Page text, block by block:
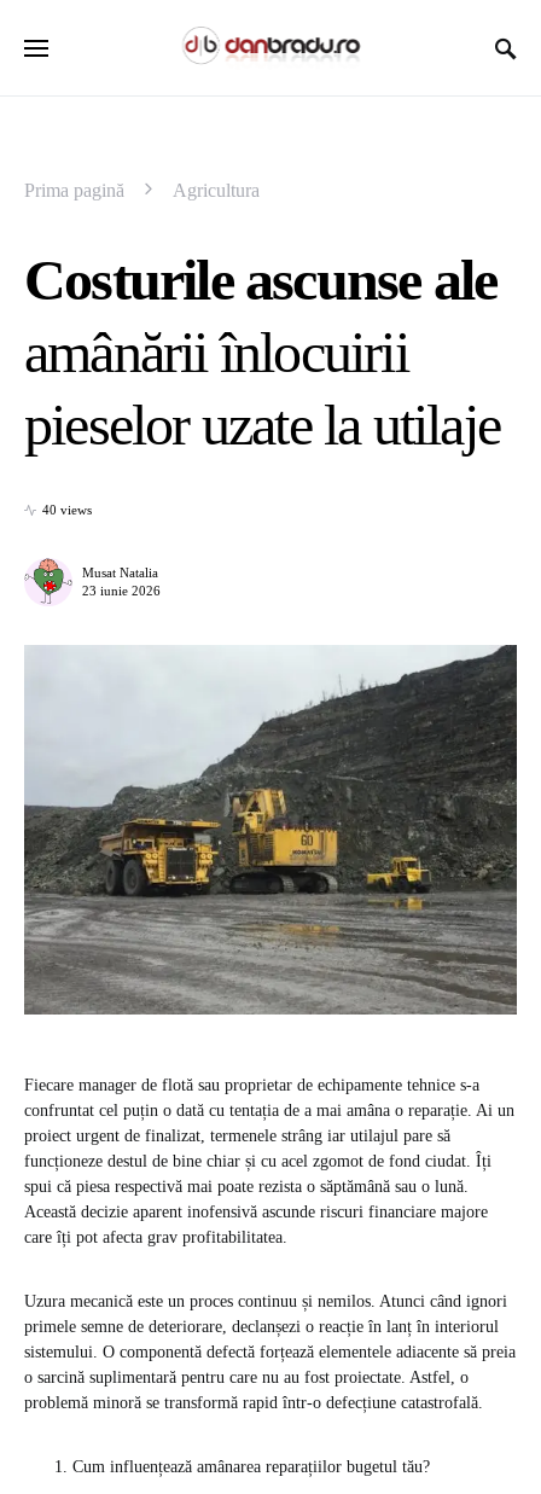
Prima pagină Agricultura
Costurile ascunse ale
amânării înlocuirii
pieselor uzate la utilaje
40 views
Musat Natalia
23 iunie 2026
Fiecare manager de flotă sau proprietar de echipamente tehnice s-a
confruntat cel puțin o dată cu tentația de a mai amâna o reparație. Ai un
proiect urgent de finalizat, termenele strâng iar utilajul pare să
funcționeze destul de bine chiar și cu acel zgomot de fond ciudat. Îți
spui că piesa respectivă mai poate rezista o săptămână sau o lună.
Această decizie aparent inofensivă ascunde riscuri financiare majore
care îți pot afecta grav profitabilitatea.
Uzura mecanică este un proces continuu și nemilos. Atunci când ignori
primele semne de deteriorare, declanșezi o reacție în lanț în interiorul
sistemului. O componentă defectă forțează elementele adiacente să preia
o sarcină suplimentară pentru care nu au fost proiectate. Astfel, o
problemă minoră se transformă rapid într-o defecțiune catastrofală.
Cum influențează amânarea reparațiilor bugetul tău?